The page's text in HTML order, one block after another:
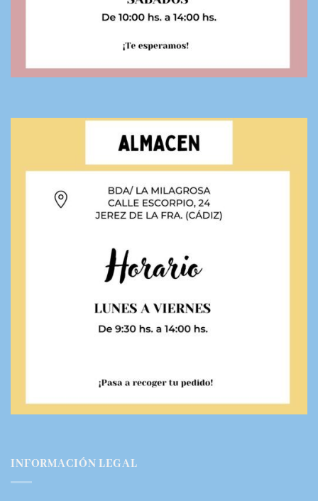
INFORMACIÓN LEGAL